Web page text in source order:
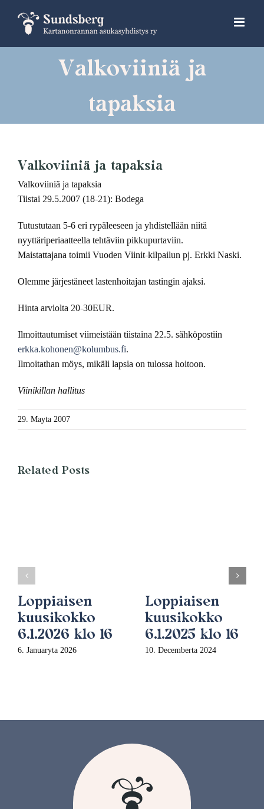
content
Valkoviiniä ja
tapaksia
Valkoviiniä ja tapaksia
Valkoviiniä ja tapaksia
Tiistai 29.5.2007 (18-21): Bodega
Tutustutaan 5-6 eri rypäleeseen ja yhdistellään niitä
nyyttäriperiaatteella tehtäviin pikkupurtaviin.
Maistattajana toimii Vuoden Viinit-kilpailun pj. Erkki Naski.
Olemme järjestäneet lastenhoitajan tastingin ajaksi.
Hinta arviolta 20-30EUR.
Ilmoittautumiset viimeistään tiistaina 22.5. sähköpostiin
erkka.kohonen@kolumbus.fi.
Ilmoitathan möys, mikäli lapsia on tulossa hoitoon.
Viinikillan hallitus
29. Mayta 2007
Related Posts
Loppiaisen
kuusikokko
6.1.2026 klo 16
6. Januaryta 2026
Loppiaisen
kuusikokko
6.1.2025 klo 16
10. Decemberta 2024